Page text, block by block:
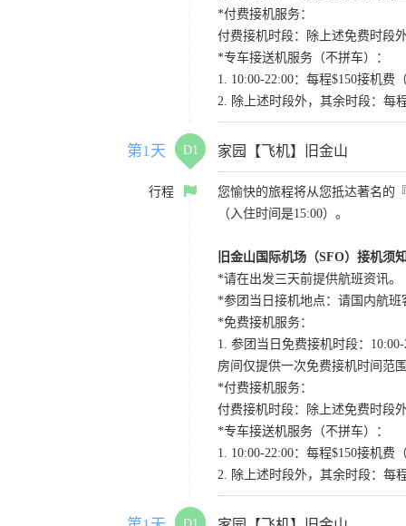
*付费接机服务：
付费接机时段：除上述免费时段
*专车接送机服务（不拼车）：
1. 10:00-22:00：每程$150接机
2. 除上述时段外，其余时段：每
第1天 D1 家园【飞机】旧金山
行程
您愉快的旅程将从您抵达著名的
（入住时间是15:00）。
旧金山国际机场（SFO）接机须
*请在出发三天前提供航班资讯。
*参团当日接机地点：请国内航班
*免费接机服务：
1. 参团当日免费接机时段：
房间仅提供一次免费接机时间范
*付费接机服务：
付费接机时段：除上述免费时段
*专车接送机服务（不拼车）：
1. 10:00-22:00：每程$150接机
2. 除上述时段外，其余时段：每